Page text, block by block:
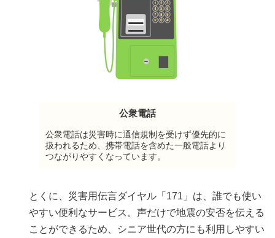
公衆電話
公衆電話は災害時に通信規制を受けず優先的に
扱われるため、携帯電話を含めた一般電話より
つながりやすくなっています。
とくに、災害用伝言ダイヤル「171」は、誰でも使い
やすい便利なサービス。声だけで地震の安否を伝える
ことができるため、シニア世代の方にも利用しやすい